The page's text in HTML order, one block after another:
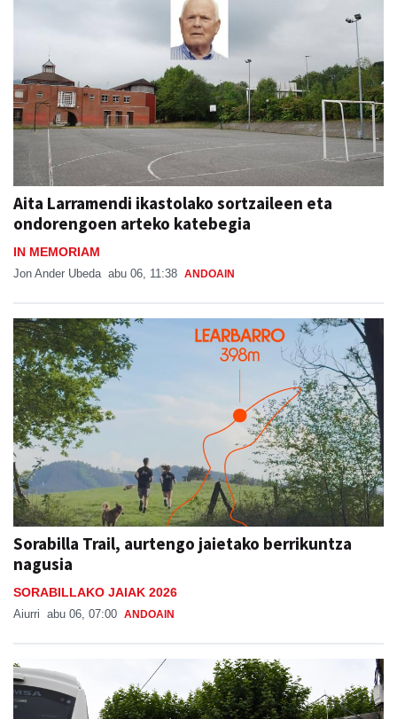
Aita Larramendi ikastolako sortzaileen eta
ondorengoen arteko katebegia
IN MEMORIAM
Jon Ander Ubeda abu 06, 11:38 ANDOAIN
Sorabilla Trail, aurtengo jaietako berrikuntza
nagusia
SORABILLAKO JAIAK 2026
Aiurri abu 06, 07:00 ANDOAIN